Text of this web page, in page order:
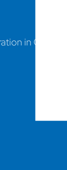
in Odoo